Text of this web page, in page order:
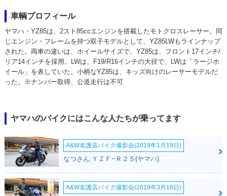
車輌プロフィール
ヤマハ・YZ85は、2スト85ccエンジンを搭載したモトクロスレーサー。同
じエンジン・フレームを持つ双子モデルとして、YZ85LWもラインナップ
された。両車の違いは、ホイールサイズで、YZ85は、フロント17インチ/
リア14インチを採用。LWは、F19/R16インチの大径で、LWは「ラージホ
イール」を表していた。小柄なYZ85は、キッズ向けのレーサーモデルだ
った。※ナンバー取得、公道走行は不可
ヤマハのバイクにはこんな人たちが乗ってます
A&W名護店バイク撮影会(2019年1月19日)
なつさん:ＹＺＦ−Ｒ２５(ヤマハ)
A&W名護店バイク撮影会(2019年3月16日)